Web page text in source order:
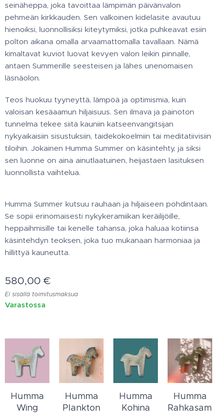
seinäheppa, joka tavoittaa lämpimän päivänvalon
pehmeän kirkkauden. Sen valkoinen kidelasite avautuu
hienoiksi, luonnollisiksi kiteytymiksi, jotka puhkeavat esiin
polton aikana omalla arvaamattomalla tavallaan. Nämä
kimaltavat kuviot luovat kevyen valon leikin pinnalle,
antaen Summerille seesteisen ja lähes unenomaisen
läsnäolon.
Teos huokuu tyyneyttä, lämpöä ja optimismia, kuin
valoisan kesäaamun hiljaisuus. Sen ilmava ja painoton
tunnelma tekee siitä kauniin katseenvangitsijan
nykyaikaisiin sisustuksiin, taidekokoelmiin tai meditatiivisiin
tiloihin. Jokainen Humma Summer on käsintehty, ja siksi
sen luonne on aina ainutlaatuinen, heijastaen lasituksen
luonnollista vaihtelua.
Humma Summer kutsuu rauhaan ja hiljaiseen pohdintaan.
Se sopii erinomaisesti nykykeramiikan keräilijöille,
heppaihmisille tai kenelle tahansa, joka haluaa kotiinsa
käsintehdyn teoksen, joka tuo mukanaan harmoniaa ja
hillittyä kauneutta.
580,00 €
Ei sisällä toimitusmaksua
Varastossa
Humma
Wing
Humma
Plankton
Humma
Kohina
Humma